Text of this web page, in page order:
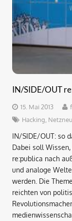
IN/SIDE/OUT
15. Mai 2013
Hacking
IN/SIDE/OUT: so
Dabei soll
re:publica nach
und analoge
werden. Die
reichten von